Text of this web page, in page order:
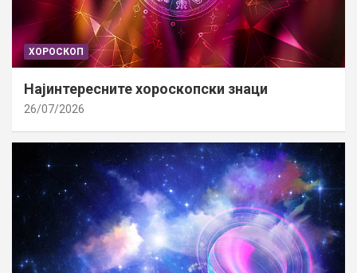
ХОРОСКОП
Најинтересните хороскопски знаци
26/07/2026